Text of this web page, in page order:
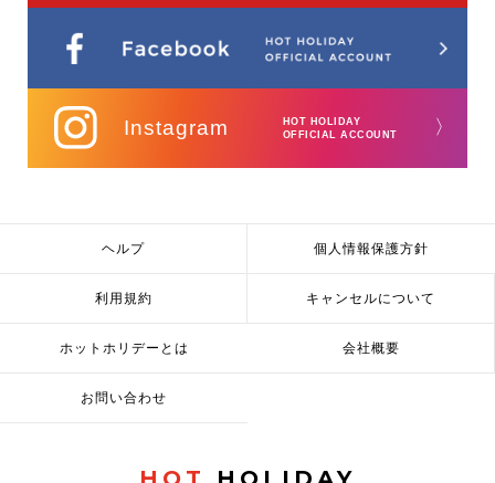
Instagram
HOT HOLIDAY
OFFICIAL ACCOUNT
〉
ヘルプ 個人情報保護方針
利用規約 キャンセルについて
ホットホリデーとは 会社概要
お問い合わせ